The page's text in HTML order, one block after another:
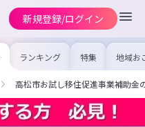
新規登録/ログイン
ランキング 特集 地域お
の求
を集め
事内容
を比較
合った
けよう
高松市お試し移住促進事業補助金